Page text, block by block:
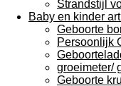
Strandstijl
Baby en kinder
Geboorte
Persoonlijk
groeimeter/
Geboorte